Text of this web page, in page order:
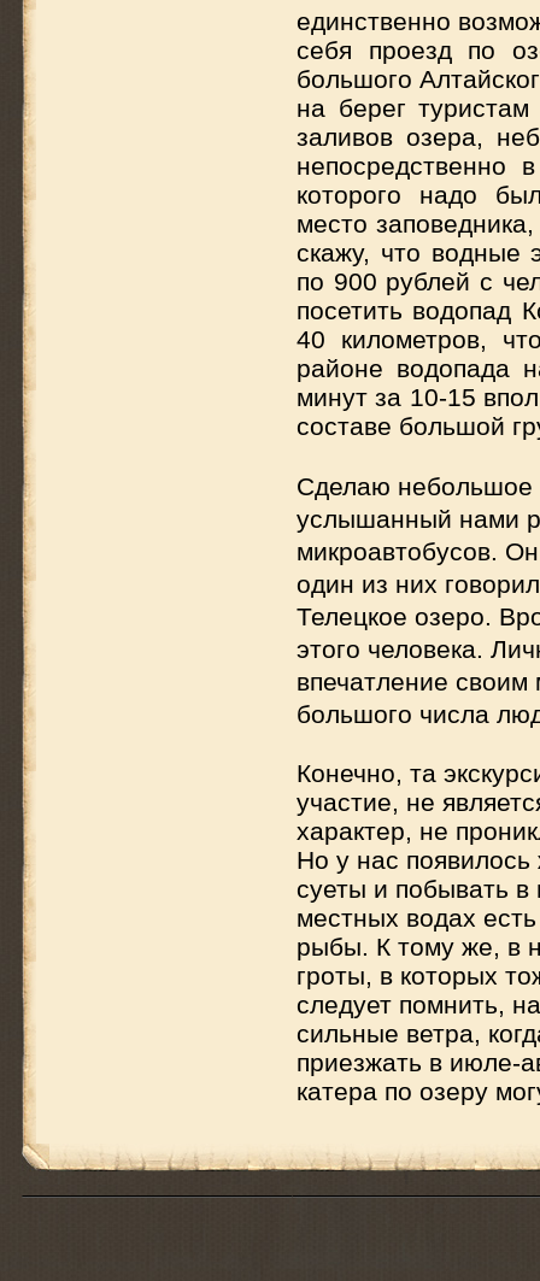
единственно
себя проезд по
большого
на берег
заливов озера,
непосредственно
которого надо
место
скажу, что водные
по 900 рублей с
посетить водопад
40 километров,
районе водопада
минут за 10-15
составе большой
Сделаю небольшое
услышанный нами
микроавтобусов.
один из них
Телецкое озеро.
этого человека.
впечатление
большого числа
Конечно, та
участие, не
характер, не
Но у нас появилось
суеты и побывать в
местных водах
рыбы. К тому же, в
гроты, в которых
следует помнить,
сильные ветра,
приезжать в июле-
катера по озеру